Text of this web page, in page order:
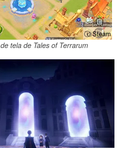
ⓘ Steam
tela de Tales of Terrarum